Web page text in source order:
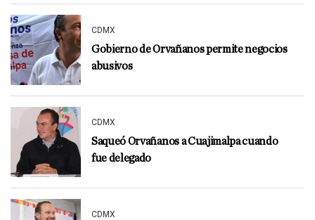
CDMX
Gobierno de Orvañanos permite negocios
abusivos
CDMX
Saqueó Orvañanos a Cuajimalpa cuando
fue delegado
CDMX